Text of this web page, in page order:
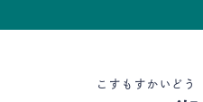
こすもすかいどう